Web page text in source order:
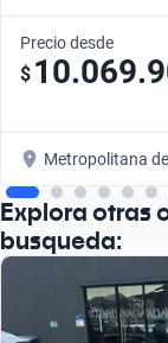
Precio desde
$
Metropolitana
Explora otras
busqueda: